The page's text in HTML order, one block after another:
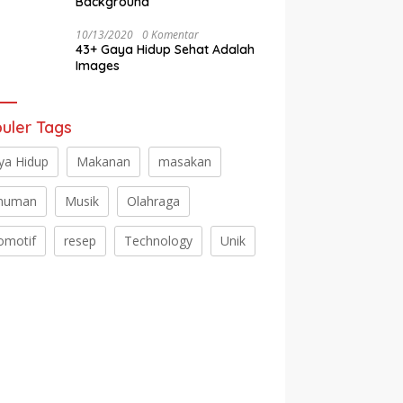
10/13/2020 0 Komentar
43+ Gaya Hidup Sehat Adalah
Images
Tags
Hidup Makanan masakan
Musik Olahraga
resep Technology Unik